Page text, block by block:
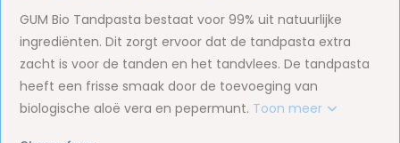
GUM Bio Tandpasta bestaat voor 99% uit natuurlijke
ingrediënten. Dit zorgt ervoor dat de tandpasta extra
zacht is voor de tanden en het tandvlees. De tandpasta
heeft een frisse smaak door de toevoeging van
biologische aloë vera en pepermunt. Toon meer